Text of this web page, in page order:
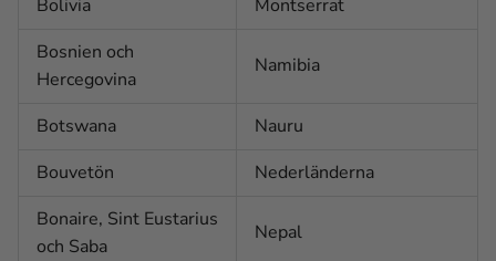
Bolivia
Montserrat
Bosnien och
Hercegovina
Namibia
Botswana
Nauru
Bouvetön
Nederländerna
Bonaire, Sint Eustarius
och Saba
Nepal